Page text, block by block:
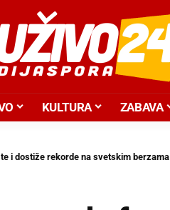
KULTURA ZABAVA
i dostiže rekorde na svetskim berzama